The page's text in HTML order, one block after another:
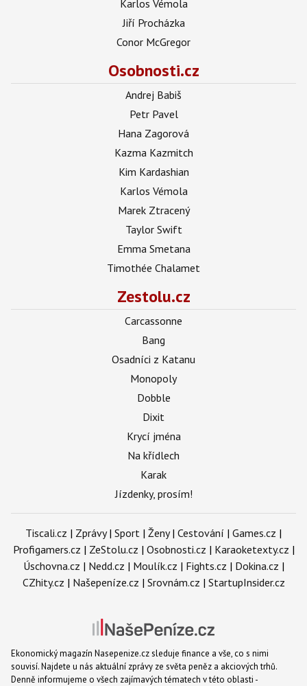
Karlos Vémola
Jiří Procházka
Conor McGregor
Osobnosti.cz
Andrej Babiš
Petr Pavel
Hana Zagorová
Kazma Kazmitch
Kim Kardashian
Karlos Vémola
Marek Ztracený
Taylor Swift
Emma Smetana
Timothée Chalamet
Zestolu.cz
Carcassonne
Bang
Osadníci z Katanu
Monopoly
Dobble
Dixit
Krycí jména
Na křídlech
Karak
Jízdenky, prosím!
Tiscali.cz | Zprávy| Sport | Ženy| Cestování | Games.cz |
Profigamers.cz | ZeStolu.cz | Osobnosti.cz | Karaoketexty.cz |
Úschovna.cz | Nedd.cz | Moulík.cz | Fights.cz | Dokina.cz |
CZhity.cz | Našepeníze.cz | Srovnám.cz | StartupInsider.cz
Ekonomický magazín Nasepenize.cz sleduje finance a vše, co s nimi
souvisí. Najdete u nás aktuální zprávy ze světa peněz a akciových trhů.
Denně informujeme o všech zajímavých tématech v této oblasti -